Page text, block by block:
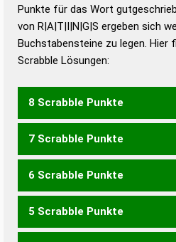
Deutsch
Duden –
Duden –
Punkte für das Wort
von R|A|T|I|N|G|S ergeben sich
Buchstabensteine zu legen. Hier
Scrabble Lösungen:
8 Scrabble Punkte
GRANITS GRATINS
7 Scrabble Punkte
GIRANT GRAINS GRANIT
GRINST RANGST RINGST
TRANIG
6 Scrabble Punkte
ANGST ARTIG ASTIG
GRANS GRANT GRAST GRATS
5 Scrabble Punkte